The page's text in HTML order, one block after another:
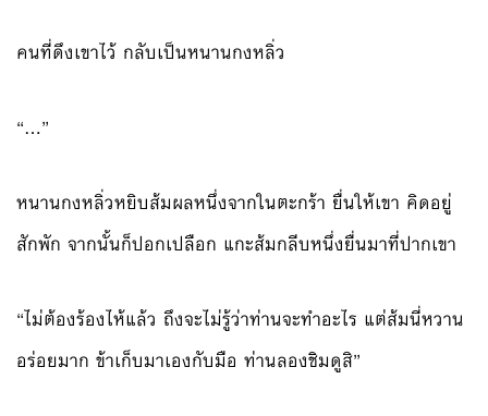
คนที่ดึงเขาไว้ กลับเป็นหนานกงหลิ่ว
“…”
หนานกงหลิ่วหยิบส้มผลหนึ่งจากในตะกร้า ยื่นให้เขา คิดอยู่
สักพัก จากนั้นก็ปอกเปลือก แกะส้มกลีบหนึ่งยื่นมาที่ปากเขา
“ไม่ต้องร้องไห้แล้ว ถึงจะไม่รู้ว่าท่านจะทำอะไร แต่ส้มนี่หวาน
อร่อยมาก ข้าเก็บมาเองกับมือ ท่านลองชิมดูสิ”